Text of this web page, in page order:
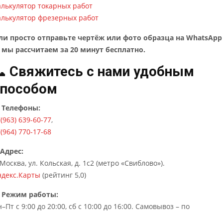
токарных работ
фрезерных работ
просто отправьте чертёж или фото образца на WhatsApp
рассчитаем за 20 минут бесплатно.
Свяжитесь с нами удобным
Телефоны:
639-60-77,
770-17-68
ул. Кольская, д. 1с2 (метро «Свиблово»).
(рейтинг 5,0)
Режим работы:
с 9:00 до 20:00, сб с 10:00 до 16:00. Самовывоз – по